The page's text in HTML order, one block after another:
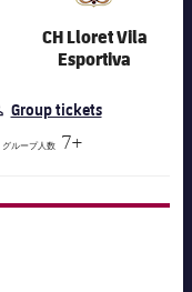
CH Lloret Vila
Esportiva
Group tickets
グループ人数 7+